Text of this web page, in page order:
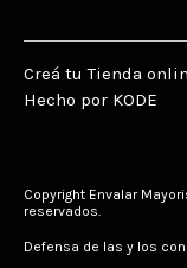
Creá tu Tienda
Hecho por KODE
Copyright Envalar
reservados.
Defensa de las y los